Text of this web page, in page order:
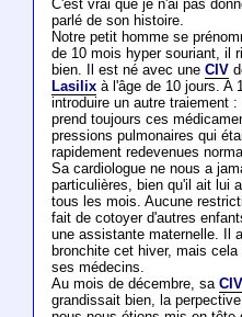
C'est vrai que je n'ai pas
parlé de son histoire.
Notre petit homme se
de 10 mois hyper souriant, il
bien. Il est né avec une CIV
Lasilixà l'âge de 10 jours. A
introduire un autre traiement :
prend toujours ces
pressions pulmonaires qui
rapidement redevenues
Sa cardiologue ne nous a
particulières, bien qu'il ait lui
tous les mois. Aucune
fait de cotoyer d'autres
une assistante maternelle. Il
bronchite cet hiver, mais
ses médecins.
Au mois de décembre, sa CIV
grandissait bien, la